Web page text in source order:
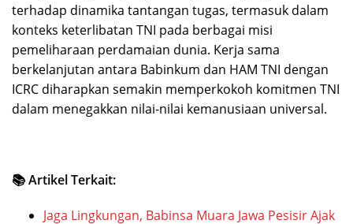
terhadap dinamika tantangan tugas, termasuk dalam
konteks keterlibatan TNI pada berbagai misi
pemeliharaan perdamaian dunia. Kerja sama
berkelanjutan antara Babinkum dan HAM TNI dengan
ICRC diharapkan semakin memperkokoh komitmen TNI
dalam menegakkan nilai-nilai kemanusiaan universal.
📚 Artikel Terkait:
Jaga Lingkungan, Babinsa Muara Jawa Pesisir Ajak